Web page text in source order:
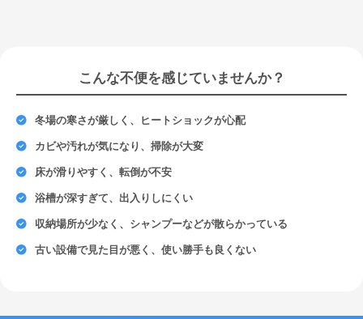
こんな不便を感じていませんか？
冬場の寒さが厳しく、ヒートショックが心配
カビや汚れが気になり、掃除が大変
床が滑りやすく、転倒が不安
浴槽が深すぎて、出入りしにくい
収納場所が少なく、シャンプーなどが散らかっている
古い設備で見た目が悪く、使い勝手も良くない